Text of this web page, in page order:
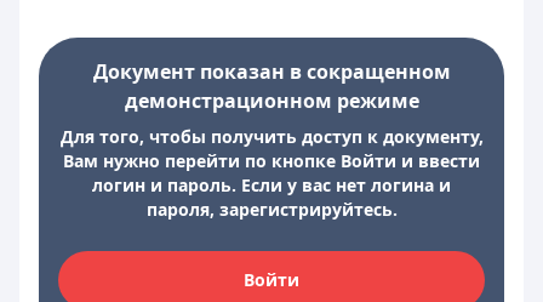
Документ показан в сокращенном
демонстрационном режиме
Для того, чтобы получить доступ к документу,
Вам нужно перейти по кнопке Войти и ввести
логин и пароль. Если у вас нет логина и
пароля, зарегистрируйтесь.
Войти